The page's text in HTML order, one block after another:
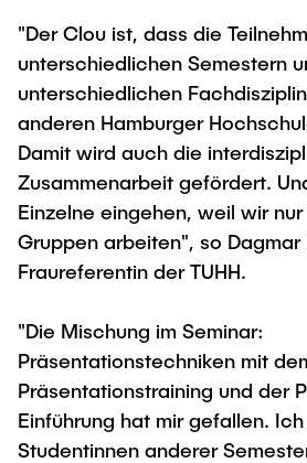
Internal Information
Continuing Education
Research & Transfer News
Interdisciplinary Workshop
"Biobased Processes and
Technologies"
Mechanical Engineering
Study programs
Research and institutes
Joint School of
Institutes
Overview
"Der Clou ist, dass die
unterschiedlichen Semestern
unterschiedlichen
anderen Hamburger
Damit wird auch die
Zusammenarbeit gefördert.
Einzelne eingehen, weil wir
Gruppen arbeiten", so Dagmar
Fraureferentin der TUHH.
"Die Mischung im Seminar:
Präsentationstechniken mit
Präsentationstraining und der
Einführung hat mir gefallen.
Studentinnen anderer